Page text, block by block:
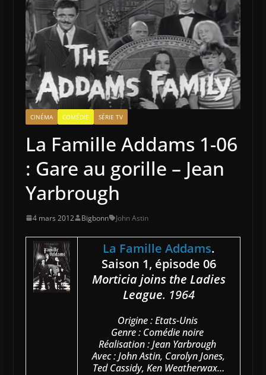
CINÉMA COMÉDIE SÉRIE TV
La Famille Addams 1-06
: Gare au gorille – Jean
Yarbrough
4 mars 2012 Bigbonn John Astin
La Famille Addams.
Saison 1, épisode 06
Morticia joins the Ladies
League. 1964
Origine : Etats-Unis
Genre : Comédie noire
Réalisation : Jean Yarbrough
Avec : John Astin, Carolyn Jones,
Ted Cassidy, Ken Weatherwax…